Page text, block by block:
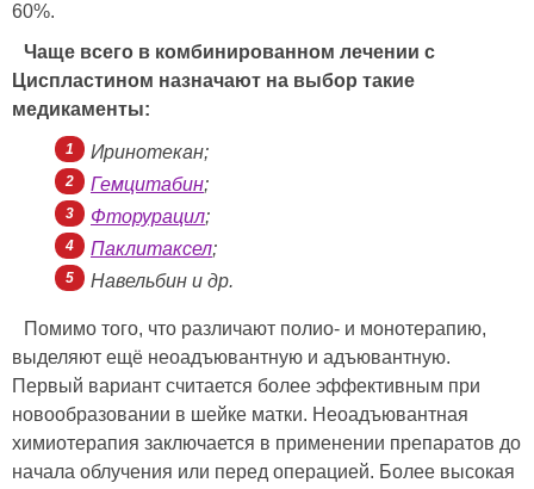
60%.
Чаще всего в комбинированном лечении с
Циспластином назначают на выбор такие
медикаменты:
Иринотекан;
Гемцитабин;
Фторурацил;
Паклитаксел;
Навельбин и др.
Помимо того, что различают полио- и монотерапию,
выделяют ещё неоадъювантную и адъювантную.
Первый вариант считается более эффективным при
новообразовании в шейке матки. Неоадъювантная
химиотерапия заключается в применении препаратов до
начала облучения или перед операцией. Более высокая